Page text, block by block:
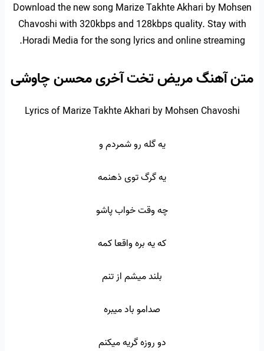
Download the new song Marize Takhte Akhari by Mohsen
Chavoshi with 320kbps and 128kbps quality. Stay with
Horadi Media for the song lyrics and online streaming.
متن آهنگ مریض تخت آخری محسن چاوشی
Lyrics of Marize Takhte Akhari by Mohsen Chavoshi
یه گله رو شمردم و
یه گرگ توی ذهنمه
چه وقت خواب پاشو
که یه بره واقعا کمه
بلند میشم از تنم
صدامو باد میبره
دو روزه گریه میکنم